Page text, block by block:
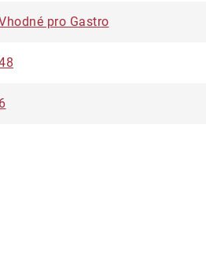
pro Gastro
6